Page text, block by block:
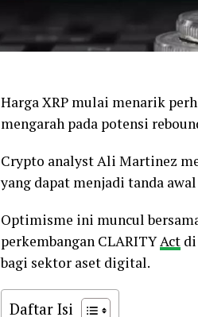
Harga XRP mulai menarik
mengarah pada potensi
Crypto analyst Ali Martinez
yang dapat menjadi tanda
Optimisme ini muncul
perkembangan CLARITYAct
bagi sektor aset digital.
Daftar Isi